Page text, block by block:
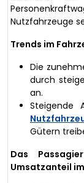
Nutzfahrzeuge
Trends im
Die
durch
an.
Steigende
Gütern
Das
Umsatzanteil